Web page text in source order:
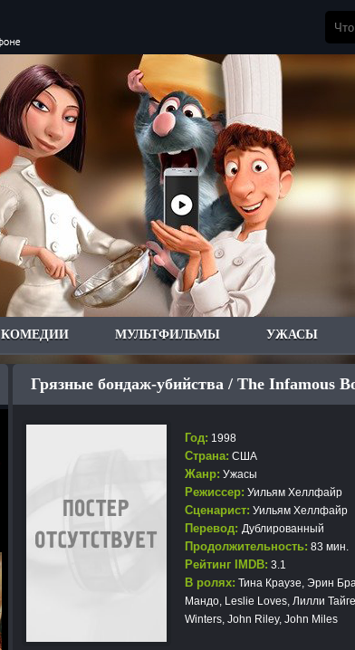
КОМЕДИИ МУЛЬТФИЛЬМЫ УЖАСЫ
Грязные бондаж-убийства / The Infamous
Год: 1998
Страна: США
Жанр: Ужасы
Режиссер: Уильям Хеллфайр
Сценарист: Уильям Хеллфайр
Перевод: Дублированный
Продолжительность: 83 мин.
Рейтинг IMDB: 3.1
В ролях: Тина Краузе, Эрин
Мандо, Leslie Loves, Лилли
Winters, John Riley, John Miles